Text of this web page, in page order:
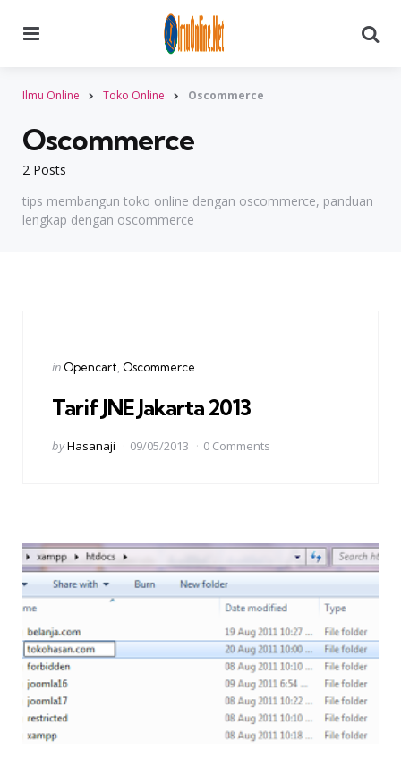
Ilmu Online Toko Online Oscommerce
2 Posts
Oscommerce
tips membangun toko online dengan oscommerce, panduan
lengkap dengan oscommerce
Categories
Posted
in Opencart Oscommerce
Tarif JNE Jakarta 2013
Posted
byHasanaji 09/05/2013 0 Comments